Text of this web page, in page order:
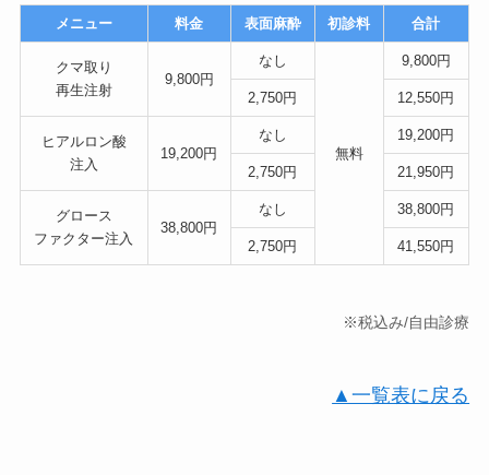
メニュー 料金 表面麻酔 初診料 合計
クマ取り
再生注射
9,800円
なし
無料
9,800円
2,750円 12,550円
ヒアルロン酸
注入
19,200円
なし 19,200円
2,750円 21,950円
グロース
ファクター注入
38,800円
なし 38,800円
2,750円 41,550円
※税込み/自由診療
▲一覧表に戻る